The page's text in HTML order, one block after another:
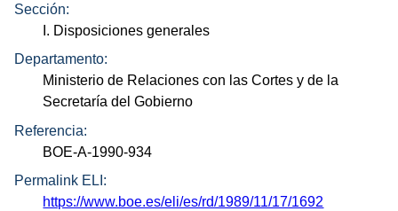
Sección:
I. Disposiciones generales
Departamento:
Ministerio de Relaciones con las Cortes y de la
Secretaría del Gobierno
Referencia:
BOE-A-1990-934
Permalink ELI:
https://www.boe.es/eli/es/rd/1989/11/17/1692